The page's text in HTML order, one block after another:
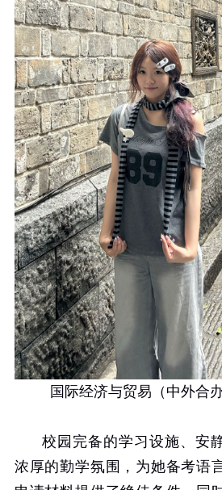
国际经济与贸易（中外合
校园完备的学习设施、安
浓厚的勤学氛围，为她备考语